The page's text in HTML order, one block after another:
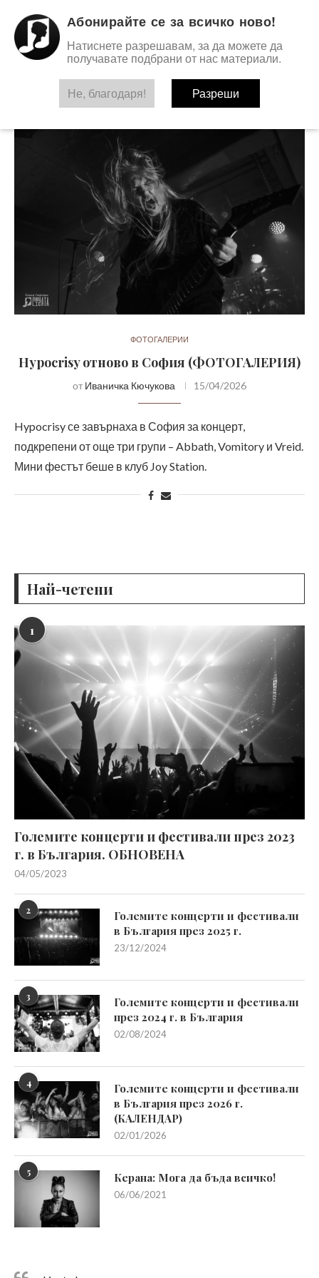
TAG: ABBATH
ФОТОГАЛЕРИИ
Hypocrisy отново в София (ФОТОГАЛЕРИЯ)
от Иваничка Кючукова 15/04/2026
Hypocrisy се завърнаха в София за концерт,
подкрепени от още три групи – Abbath, Vomitory и Vreid.
Мини фестът беше в клуб Joy Station.
Най-четени
1
Големите концерти и фестивали през 2023
г. в България. ОБНОВЕНА
04/05/2023
2
Големите концерти и фестивали
в България през 2025 г.
23/12/2024
3
Големите концерти и фестивали
през 2024 г. в България
02/08/2024
4
Големите концерти и фестивали
в България през 2026 г.
(КАЛЕНДАР)
02/01/2026
5 Керана: Мога да бъда всичко!
06/06/2021
Абонирайте се за всичко ново!
Натиснете разрешавам, за да можете да
получавате подбрани от нас материали.
Не, благодаря! Разреши